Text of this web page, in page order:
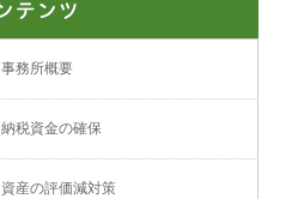
事務所概要
納税資金の確保
資産の評価減対策